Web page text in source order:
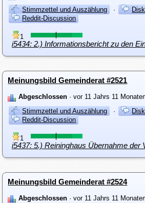
Stimmzettel und Auszählung
·
Reddit-Discussion
1
Meinungsbild Gemeinderat #2521
Abgeschlossen · vor 11 Jahrs 11
Stimmzettel und Auszählung
·
Reddit-Discussion
1
Meinungsbild Gemeinderat #2524
Abgeschlossen · vor 11 Jahrs 11